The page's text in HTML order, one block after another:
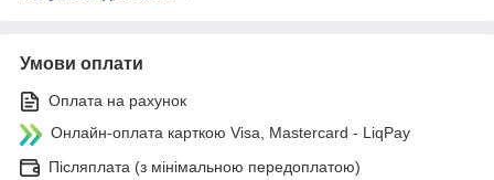
Умови оплати
Оплата на рахунок
Онлайн-оплата карткою Visa, Mastercard - LiqPay
Післяплата (з мінімальною передоплатою)